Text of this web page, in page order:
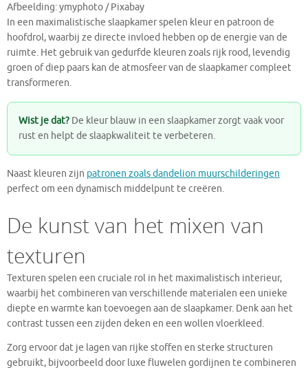
Afbeelding: ymyphoto / Pixabay
In een maximalistische slaapkamer spelen kleur en patroon de
hoofdrol, waarbij ze directe invloed hebben op de energie van de
ruimte. Het gebruik van gedurfde kleuren zoals rijk rood, levendig
groen of diep paars kan de atmosfeer van de slaapkamer compleet
transformeren.
Wist je dat? De kleur blauw in een slaapkamer zorgt vaak voor
rust en helpt de slaapkwaliteit te verbeteren.
Naast kleuren zijn patronen zoals dandelion muurschilderingen
perfect om een dynamisch middelpunt te creëren.
De kunst van het mixen van
texturen
Texturen spelen een cruciale rol in het maximalistisch interieur,
waarbij het combineren van verschillende materialen een unieke
diepte en warmte kan toevoegen aan de slaapkamer. Denk aan het
contrast tussen een zijden deken en een wollen vloerkleed.
Zorg ervoor dat je lagen van rijke stoffen en sterke structuren
gebruikt, bijvoorbeeld door luxe fluwelen gordijnen te combineren